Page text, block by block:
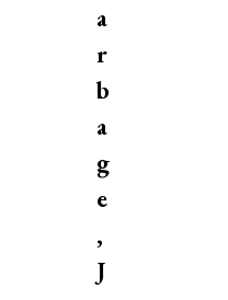
a
r
b
a
g
e
,
J